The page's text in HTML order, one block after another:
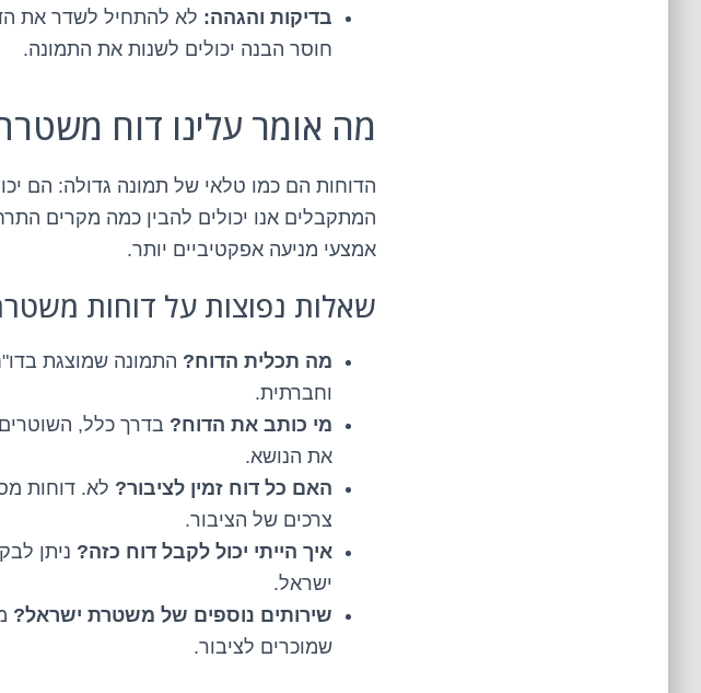
בדיקות והגהה: לא להתחיל לשדר את
חוסר הבנה יכולים לשנות את התמונה.
מה אומר עלינו דוח
הדוחות הם כמו טלאי של תמונה גדולה: הם
המתקבלים אנו יכולים להבין כמה מקרים
אמצעי מניעה אפקטיביים יותר.
שאלות נפוצות על דוחות
מה תכלית הדוח? התמונה שמוצגת
וחברתית.
מי כותב את הדוח? בדרך כלל, השוטרים
את הנושא.
האם כל דוח זמין לציבור? לא. דוחות
צרכים של הציבור.
איך הייתי יכול לקבל דוח כזה? ניתן
ישראל.
שירותים נוספים של משטרת ישראל?
שמוכרים לציבור.